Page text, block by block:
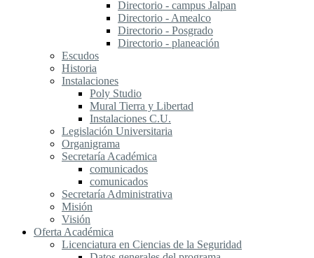
Directorio - campus Jalpan
Directorio - Amealco
Directorio - Posgrado
Directorio - planeación
Escudos
Historia
Instalaciones
Poly Studio
Mural Tierra y Libertad
Instalaciones C.U.
Legislación Universitaria
Organigrama
Secretaría Académica
comunicados
comunicados
Secretaría Administrativa
Misión
Visión
Oferta Académica
Licenciatura en Ciencias de la Seguridad